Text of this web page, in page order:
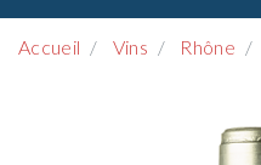
Accueil Vins Rhône